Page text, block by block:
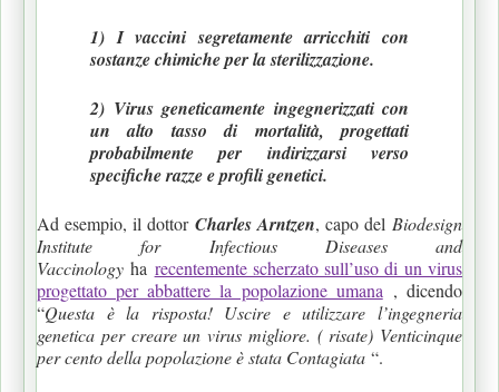
1) I vaccini segretamente arricchiti con
sostanze chimiche per la sterilizzazione.
2) Virus geneticamente ingegnerizzati con
un alto tasso di mortalità, progettati
probabilmente per indirizzarsi verso
specifiche razze e profili genetici.
Ad esempio, il dottor Charles Arntzen, capo del Biodesign
Institute for Infectious Diseases and
Vaccinology ha recentemente scherzato sull’uso di un virus
progettato per abbattere la popolazione umana , dicendo
“Questa è la risposta! Uscire e utilizzare l’ingegneria
genetica per creare un virus migliore. ( risate) Venticinque
per cento della popolazione è stata Contagiata “.